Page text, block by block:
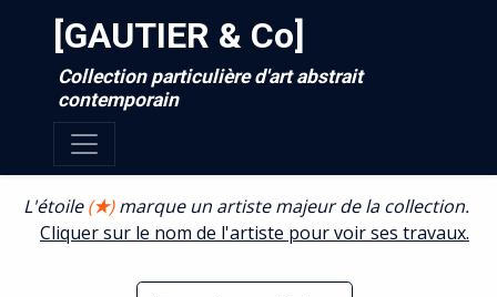
[GAUTIER & Co]
Collection particulière d'art abstrait
contemporain
L'étoile(★)marque un artiste majeur de la collection.
Cliquer sur le nom de l'artiste pour voir ses travaux.